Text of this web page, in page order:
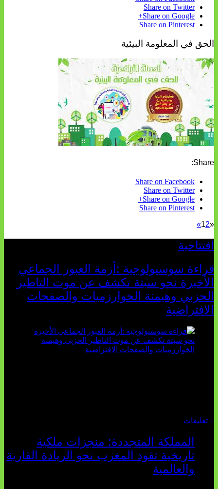
Share on Twitter
Share on Google+
Share on Pinterest
الحق في المعلومة البيئية
Share:
Share on Facebook
Share on Twitter
Share on Google+
Share on Pinterest
«
12
»
افتتاحية
قراءة سوسيولوجية :أزمة العبور الجماعي
الأخيرة نحو سبتة تكشف عن موت التاطير
الحزبي وهيمنة الخوارزميات والصفحات
الافتراضية
٠ تعليقات
المملكة المتجددة: منجزات ملكية
تاريخية تقود المغرب نحو الريادة القارية
والعالمية